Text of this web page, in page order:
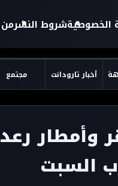
الخصوصيةشروط النشر
أخبار تارودانت مجتمع
السبت